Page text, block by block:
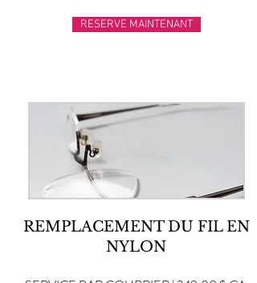
RESERVE MAINTENANT
REMPLACEMENT DU FIL EN
NYLON